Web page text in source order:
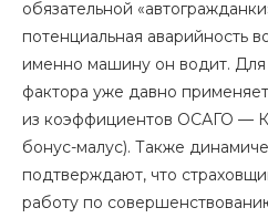
обязательной
потенциальная аварийность
именно машину он водит. Для
фактора уже давно
из коэффициентов ОСАГО —
бонус-малус). Также
подтверждают, что
работу по